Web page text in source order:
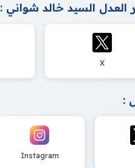
العدل السيد خالد شواني :
X
:
Instagram